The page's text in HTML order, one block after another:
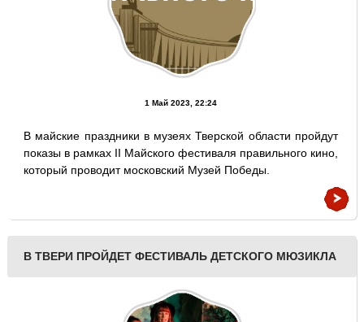
1 Май 2023, 22:24
В майские праздники в музеях Тверской области пройдут
показы в рамках II Майского фестиваля правильного кино,
который проводит московский Музей Победы.
В ТВЕРИ ПРОЙДЕТ ФЕСТИВАЛЬ ДЕТСКОГО МЮЗИКЛА